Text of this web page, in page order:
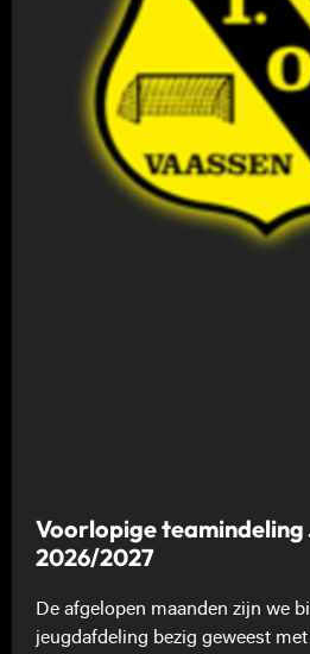
Voorlopige teamindeling
2026/2027
De afgelopen maanden zijn we
jeugdafdeling bezig geweest